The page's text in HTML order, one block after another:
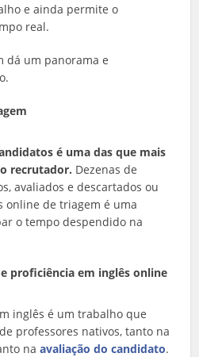
e ainda permite o
real.
dá um panorama e
é uma das que mais
recrutador. Dezenas de
avaliados e descartados ou
online de triagem é uma
o tempo despendido na
proficiência em inglês online
inglês é um trabalho que
professores nativos, tanto na
naavaliação do candidato.